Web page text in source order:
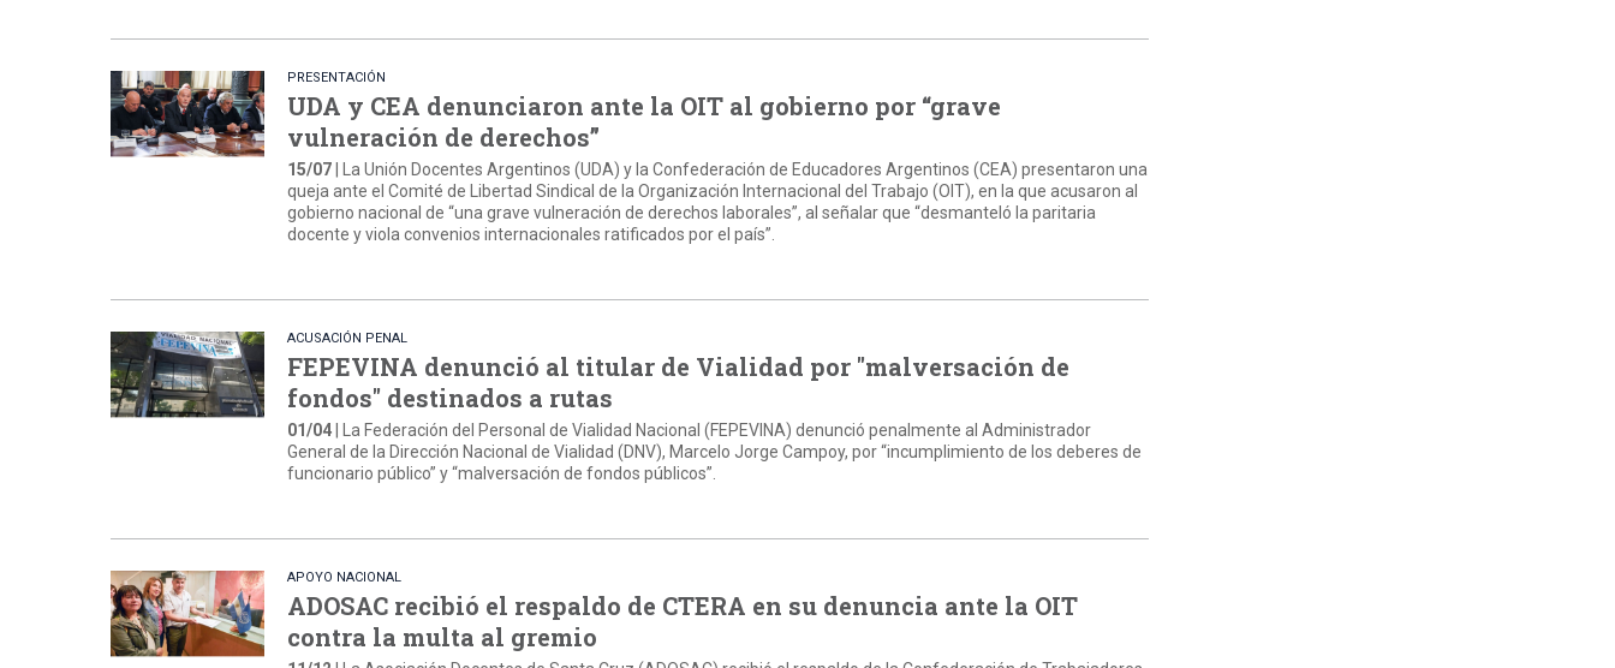
PRESENTACIÓN
UDA y CEA denunciaron ante la OIT al gobierno por “grave
vulneración de derechos”
15/07 | La Unión Docentes Argentinos (UDA) y la Confederación de Educadores Argentinos (CEA) presentaron una
queja ante el Comité de Libertad Sindical de la Organización Internacional del Trabajo (OIT), en la que acusaron al
gobierno nacional de “una grave vulneración de derechos laborales”, al señalar que “desmanteló la paritaria
docente y viola convenios internacionales ratificados por el país”.
ACUSACIÓN PENAL
FEPEVINA denunció al titular de Vialidad por "malversación de
fondos" destinados a rutas
01/04 | La Federación del Personal de Vialidad Nacional (FEPEVINA) denunció penalmente al Administrador
General de la Dirección Nacional de Vialidad (DNV), Marcelo Jorge Campoy, por “incumplimiento de los deberes de
funcionario público” y “malversación de fondos públicos”.
APOYO NACIONAL
ADOSAC recibió el respaldo de CTERA en su denuncia ante la OIT
contra la multa al gremio